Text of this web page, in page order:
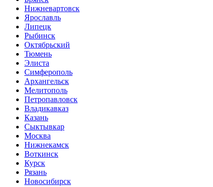
Нижневартовск
Ярославль
Липецк
Рыбинск
Октябрьский
Тюмень
Элиста
Симферополь
Архангельск
Мелитополь
Петропавловск
Владикавказ
Казань
Сыктывкар
Москва
Нижнекамск
Воткинск
Курск
Рязань
Новосибирск